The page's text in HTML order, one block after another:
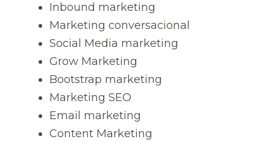
Inbound marketing
Marketing conversacional
Social Media marketing
Grow Marketing
Bootstrap marketing
Marketing SEO
Email marketing
Content Marketing